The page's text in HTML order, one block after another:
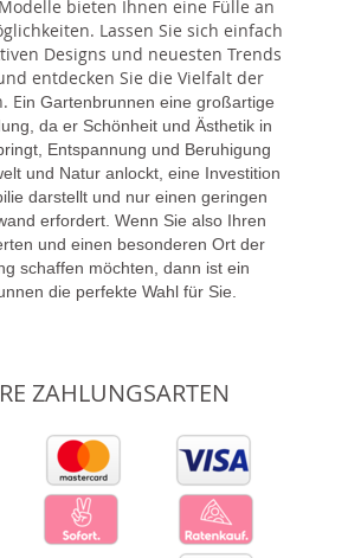
bieten Ihnen eine Fülle an
Lassen Sie sich einfach
Designs und neuesten Trends
entdecken Sie die Vielfalt der
Ein Gartenbrunnen eine großartige
da er Schönheit und Ästhetik in
Entspannung und Beruhigung
und Natur anlockt, eine Investition
darstellt und nur einen geringen
erfordert. Wenn Sie also Ihren
und einen besonderen Ort der
schaffen möchten, dann ist ein
die perfekte Wahl für Sie.
ZAHLUNGSARTEN